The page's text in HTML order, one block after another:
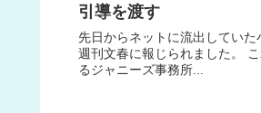
引導を渡す
先日からネットに流出してい
週刊文春に報じられました。
るジャニーズ事務所...